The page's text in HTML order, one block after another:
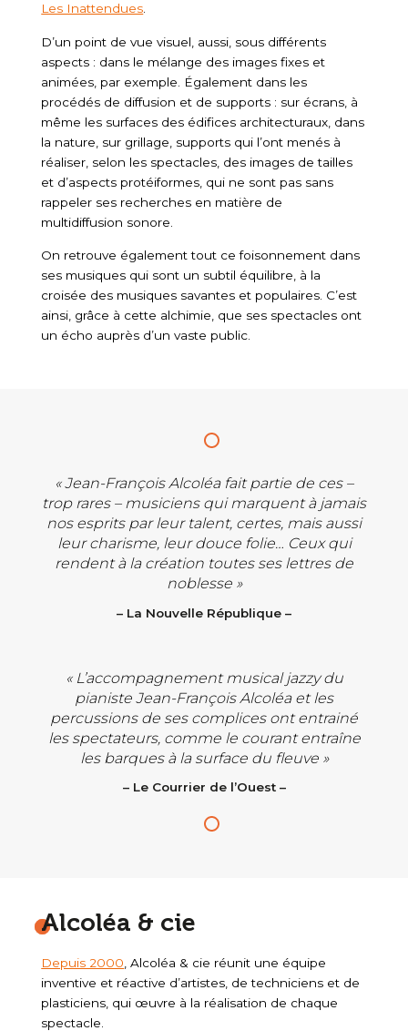
Les Inattendues.
D’un point de vue visuel, aussi, sous différents
aspects : dans le mélange des images fixes et
animées, par exemple. Également dans les
procédés de diffusion et de supports : sur écrans, à
même les surfaces des édifices architecturaux, dans
la nature, sur grillage, supports qui l’ont menés à
réaliser, selon les spectacles, des images de tailles
et d’aspects protéiformes, qui ne sont pas sans
rappeler ses recherches en matière de
multidiffusion sonore.
On retrouve également tout ce foisonnement dans
ses musiques qui sont un subtil équilibre, à la
croisée des musiques savantes et populaires. C’est
ainsi, grâce à cette alchimie, que ses spectacles ont
un écho auprès d’un vaste public.
« Jean-François Alcoléa fait partie de ces –
trop rares – musiciens qui marquent à jamais
nos esprits par leur talent, certes, mais aussi
leur charisme, leur douce folie… Ceux qui
rendent à la création toutes ses lettres de
noblesse »
– La Nouvelle République –
« L’accompagnement musical jazzy du
pianiste Jean-François Alcoléa et les
percussions de ses complices ont entrainé
les spectateurs, comme le courant entraîne
les barques à la surface du fleuve »
– Le Courrier de l’Ouest –
Alcoléa & cie
Depuis 2000 , Alcoléa & cie réunit une équipe
inventive et réactive d’artistes, de techniciens et de
plasticiens, qui œuvre à la réalisation de chaque
spectacle.